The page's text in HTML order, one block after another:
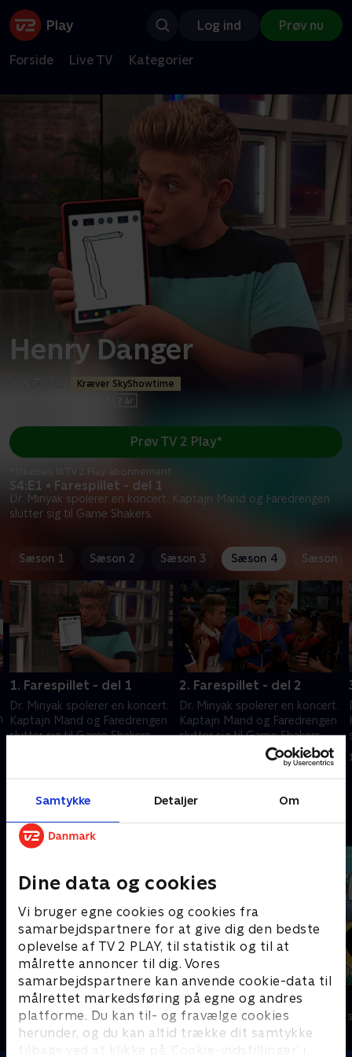
Samtykke Detaljer Om
Dine data og cookies
Vi bruger egne cookies og cookies fra
samarbejdspartnere for at give dig den bedste
oplevelse af TV 2 PLAY, til statistik og til at
målrette annoncer til dig. Vores
samarbejdspartnere kan anvende cookie-data til
målrettet markedsføring på egne og andres
platforme. Du kan til- og fravælge cookies
herunder, og du kan altid trække dit samtykke
tilbage ved at klikke på ’Cookie-indstillinger’ i
Log ind Prøv nu
Forside Live TV Kategorier
Henry Danger
Kræver SkyShowtime
S4:E1 • Farespillet - del 1
Dr. Minyak spolerer en koncert. Kaptajn Mand og Faredrengen
slutter sig til Game Shakers.
Prøv TV 2 Play*
*tilkøbes til TV 2 Play abonnement
Sæson 1 Sæson 2 Sæson 3 Sæson 4 Sæson 5
1. Farespillet - del 1
Dr. Minyak spolerer en koncert.
Kaptajn Mand og Faredrengen
slutter sig til Game Shakers.
2. Farespillet - del 2
Dr. Minyak spolerer en koncert.
Kaptajn Mand og Faredrengen
slutter sig til Game Shakers.
15. marts 2023 • 21 min
Andre så også
Ben og Holly
Børneserier • 1 sæsoner
Føles som
Børneserier • 1